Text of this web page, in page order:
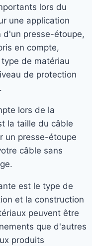
lors du
une application
d'un presse-étoupe,
en compte,
de matériau
de protection
lors de la
la taille du câble
un presse-étoupe
câble sans
est le type de
et la construction
peuvent être
que d'autres
produits